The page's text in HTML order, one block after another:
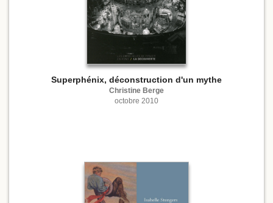
Superphénix, déconstruction d'un mythe
Christine Berge
octobre 2010